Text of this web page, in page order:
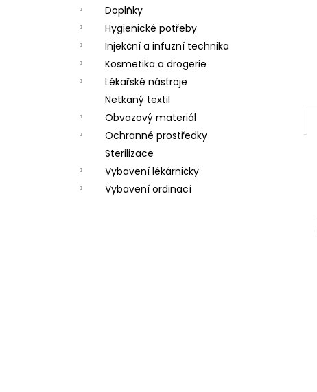
Doplňky
Hygienické potřeby
Injekční a infuzní technika
Kosmetika a drogerie
Lékařské nástroje
Netkaný textil
Obvazový materiál
Ochranné prostředky
Sterilizace
Vybavení lékárničky
Vybavení ordinací